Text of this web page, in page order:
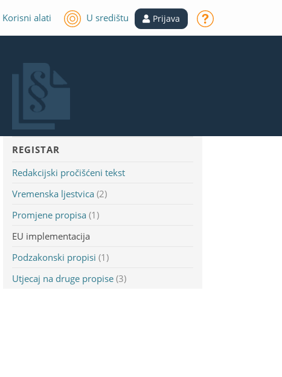
Korisni alati U središtu Prijava
REGISTAR
Redakcijski pročišćeni tekst
Vremenska ljestvica (2)
Promjene propisa (1)
EU implementacija
Podzakonski propisi (1)
Utjecaj na druge propise (3)